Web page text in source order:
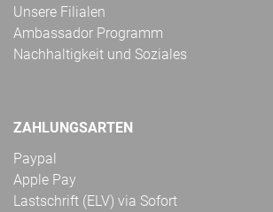
Unsere Filialen
Ambassador Programm
Nachhaltigkeit und Soziales
ZAHLUNGSARTEN
Paypal
Apple Pay
Lastschrift (ELV) via Sofort